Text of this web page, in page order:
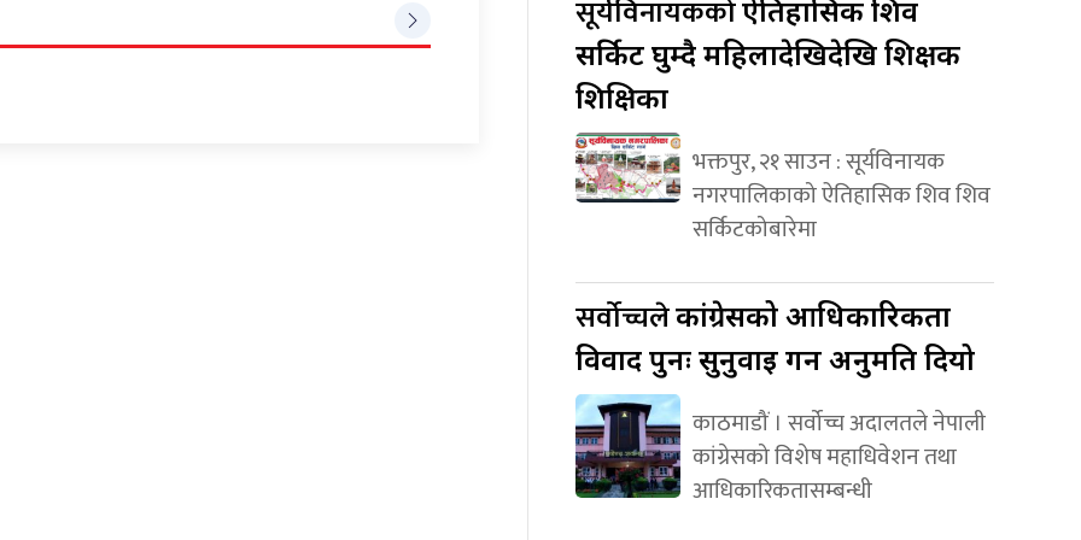
सूर्यविनायककोऐतिहासिक शिव
सर्किट घुम्दै महिलादेखिदेखि शिक्षक
शिक्षिका
भक्तपुर, २१ साउन : सूर्यविनायक
नगरपालिकाको ऐतिहासिक शिव शिव
सर्किटकोबारेमा
सर्वोच्चलेकांग्रेसको आधिकारिकता
विवाद पुनः सुनुवाइ गर्न अनुमति दियो
काठमाडौं । सर्वोच्च अदालतले नेपाली
कांग्रेसको विशेष महाधिवेशन तथा
आधिकारिकतासम्बन्धी